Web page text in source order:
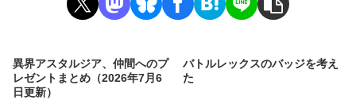
異界アスタルジア、仲間へのプ
レゼントまとめ（2026年7月6
日更新）
バトルレックスのバッジを考え
た